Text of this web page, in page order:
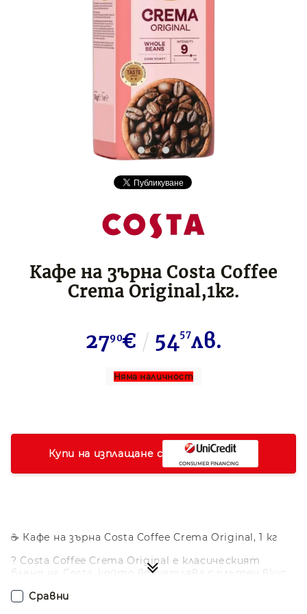
Кафе на зърна Costa Coffee
Crema Original,1кг.
2790€ 5457лв.
Няма наличност
☕ Кафе на зърна Costa Coffee Crema Original, 1 кг
? Costa Coffee Crema Original е класическият
бленд на Costa, който впечатлява с плътен вкус,
тези, които искат да се насладят на истинско
Купи на изплащане с
Сравни